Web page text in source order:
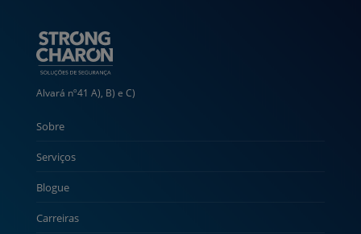
Alvará nº41 A), B) e C)
Sobre
Serviços
Blogue
Carreiras